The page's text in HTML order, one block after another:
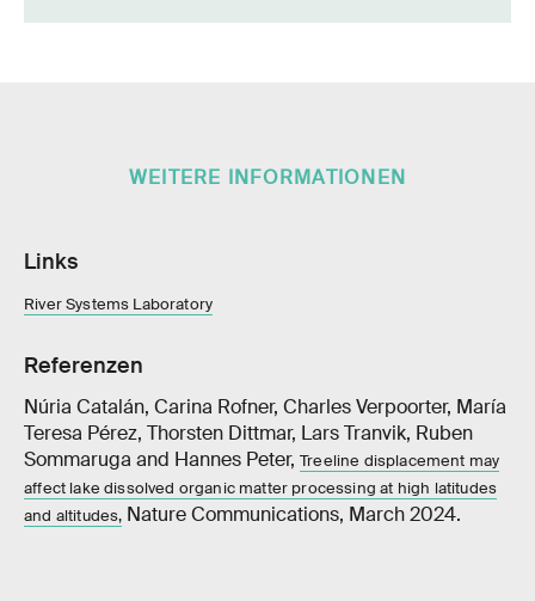
WEITERE INFORMATIONEN
Links
River Systems Laboratory
Referenzen
Núria Catalán, Carina Rofner, Charles Verpoorter, María
Teresa Pérez, Thorsten Dittmar, Lars Tranvik, Ruben
Sommaruga and Hannes Peter, Treeline displacement may
affect lake dissolved organic matter processing at high latitudes
and altitudes, Nature Communications, March 2024.